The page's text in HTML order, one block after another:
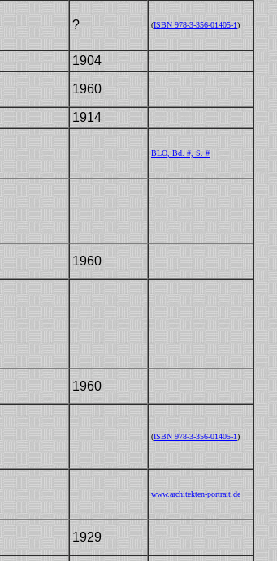
? (ISBN 978-3-356-01405-1)
1904
1960
1914
BLO, Bd. #, S. #
Köster1999
1960
1960
(ISBN 978-3-356-01405-1)
www.architekten-portrait.de
1929 Dr30